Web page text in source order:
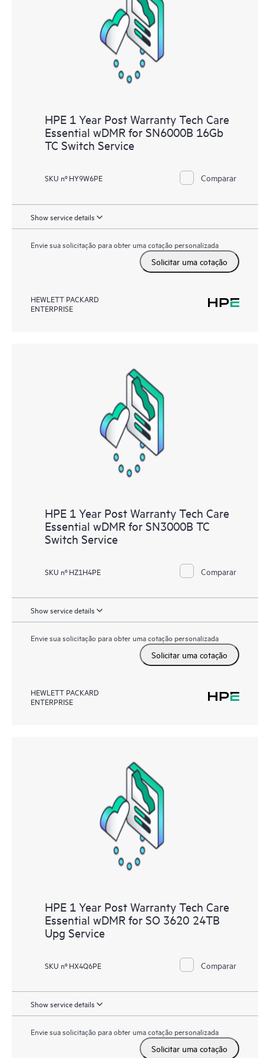
interagem entre si. Novas ferramentas de autoatendimento
permitem que os clientes desempenhem certas atividades sem
precisar abrir um incidente de suporte, e oferecem também um
portal de recursos e conteúdos selecionados. O serviço HPE
Tech Care oferece acesso a recursos HPE que ajudarão a
alcançar a excelência operacional e a otimização do
desempenho, da borda à nuvem.
HPE 1 Year Post Warranty Tech Care
Essential wDMR for SN6000B 16Gb
TC Switch Service
SKU nº HY9W6PE Comparar
Show service details
Envie sua solicitação para obter uma cotação personalizada
Solicitar uma cotação
HEWLETT PACKARD
ENTERPRISE
HPE 1 Year Post Warranty Tech Care
Essential wDMR for SN3000B TC
Switch Service
SKU nº HZ1H4PE Comparar
Show service details
Envie sua solicitação para obter uma cotação personalizada
Solicitar uma cotação
HEWLETT PACKARD
ENTERPRISE
HPE 1 Year Post Warranty Tech Care
Essential wDMR for SO 3620 24TB
Upg Service
SKU nº HX4Q6PE Comparar
Show service details
Envie sua solicitação para obter uma cotação personalizada
Solicitar uma cotação